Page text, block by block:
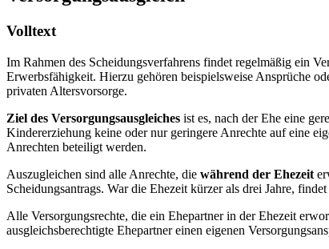
Volltext
Im Rahmen des Scheidungsverfahrens findet regelmäßig ein
Erwerbsfähigkeit. Hierzu gehören beispielsweise Ansprüche
privaten Altersvorsorge.
Ziel des Versorgungsausgleiches ist es, nach der Ehe eine
Kindererziehung keine oder nur geringere Anrechte auf eine
Anrechten beteiligt werden.
Auszugleichen sind alle Anrechte, die während der Ehezeit
Scheidungsantrags. War die Ehezeit kürzer als drei Jahre,
Alle Versorgungsrechte, die ein Ehepartner in der Ehezeit
ausgleichsberechtigte Ehepartner einen eigenen